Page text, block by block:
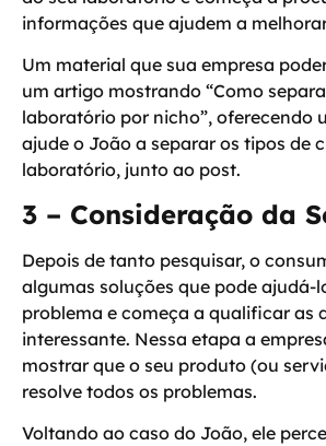
informações que ajudem a
Um material que sua empresa
um artigo mostrando “Como
laboratório por nicho”, oferecendo
ajude o João a separar os tipos de
laboratório, junto ao post.
3 – Consideração da
Depois de tanto pesquisar, o
algumas soluções que pode ajudá-
problema e começa a qualificar as
interessante. Nessa etapa a
mostrar que o seu produto (ou
resolve todos os problemas.
Voltando ao caso do João, ele